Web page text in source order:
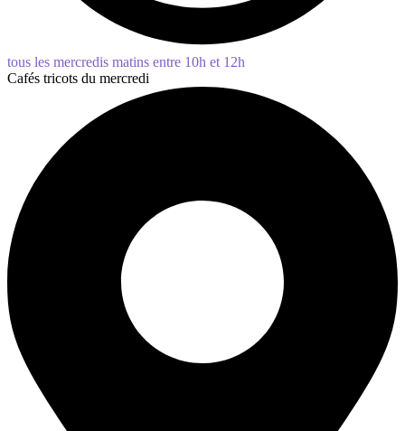
tous les mercredis matins entre 10h et 12h
Cafés tricots du mercredi